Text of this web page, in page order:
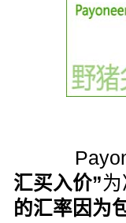
汇买入价”
的汇率因为